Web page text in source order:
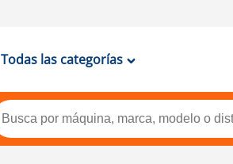
Todas las categorías